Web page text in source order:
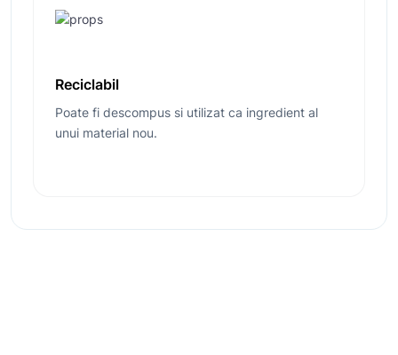
Reciclabil
Poate fi descompus si utilizat ca ingredient al
unui material nou.